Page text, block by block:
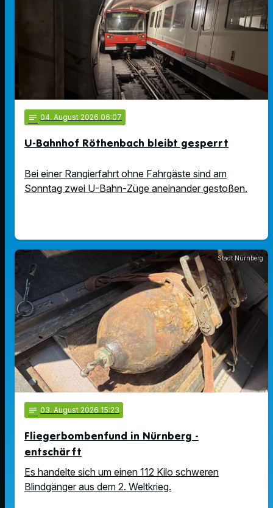
notes 04. August 2026 06:07
U-Bahnhof Röthenbach bleibt gesperrt
Bei einer Rangierfahrt ohne Fahrgäste sind am
Sonntag zwei U-Bahn-Züge aneinander gestoßen.
Stadt Nürnberg
notes 03. August 2026 15:23
Fliegerbombenfund in Nürnberg -
entschärft
Es handelte sich um einen 112 Kilo schweren
Blindgänger aus dem 2. Weltkrieg.